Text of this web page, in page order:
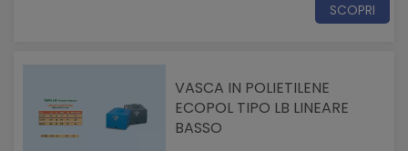
SCOPRI
VASCA IN POLIETILENE
ECOPOL TIPO LB LINEARE
BASSO